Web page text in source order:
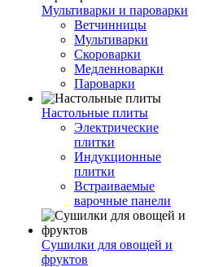
Мультиварки и пароварки
Ветчинницы
Мультиварки
Скороварки
Медленноварки
Пароварки
Настольные плиты
Электрические
плитки
Индукционные
плитки
Встраиваемые
варочные панели
Сушилки для овощей и
фруктов